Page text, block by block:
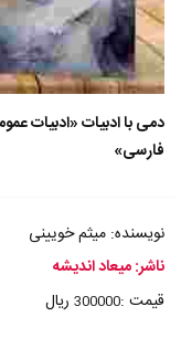
دمی با ادبیات «ادبیات
فارسی»
نویسنده: میثم خویینی
ناشر: میعاد اندیشه
قیمت :300000 ریال